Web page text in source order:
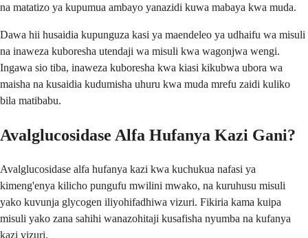
na matatizo ya kupumua ambayo yanazidi kuwa mabaya kwa muda.
Dawa hii husaidia kupunguza kasi ya maendeleo ya udhaifu wa misuli
na inaweza kuboresha utendaji wa misuli kwa wagonjwa wengi.
Ingawa sio tiba, inaweza kuboresha kwa kiasi kikubwa ubora wa
maisha na kusaidia kudumisha uhuru kwa muda mrefu zaidi kuliko
bila matibabu.
Avalglucosidase Alfa Hufanya Kazi Gani?
Avalglucosidase alfa hufanya kazi kwa kuchukua nafasi ya
kimeng'enya kilicho pungufu mwilini mwako, na kuruhusu misuli
yako kuvunja glycogen iliyohifadhiwa vizuri. Fikiria kama kuipa
misuli yako zana sahihi wanazohitaji kusafisha nyumba na kufanya
kazi vizuri.